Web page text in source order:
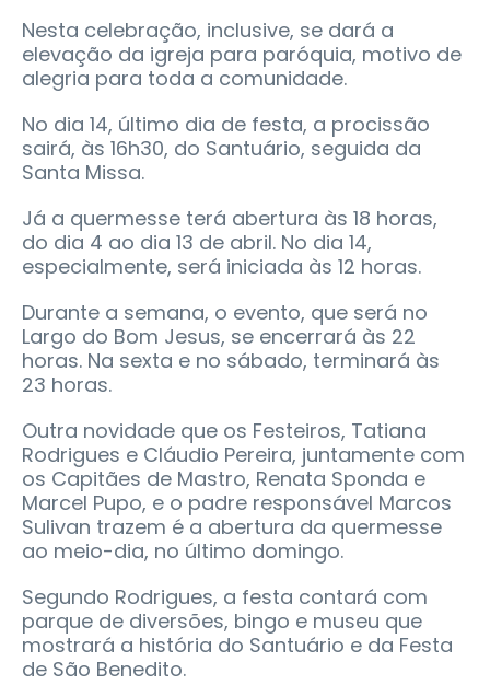
Nesta celebração, inclusive, se dará a
elevação da igreja para paróquia, motivo de
alegria para toda a comunidade.
No dia 14, último dia de festa, a procissão
sairá, às 16h30, do Santuário, seguida da
Santa Missa.
Já a quermesse terá abertura às 18 horas,
do dia 4 ao dia 13 de abril. No dia 14,
especialmente, será iniciada às 12 horas.
Durante a semana, o evento, que será no
Largo do Bom Jesus, se encerrará às 22
horas. Na sexta e no sábado, terminará às
23 horas.
Outra novidade que os Festeiros, Tatiana
Rodrigues e Cláudio Pereira, juntamente com
os Capitães de Mastro, Renata Sponda e
Marcel Pupo, e o padre responsável Marcos
Sulivan trazem é a abertura da quermesse
ao meio-dia, no último domingo.
Segundo Rodrigues, a festa contará com
parque de diversões, bingo e museu que
mostrará a história do Santuário e da Festa
de São Benedito.